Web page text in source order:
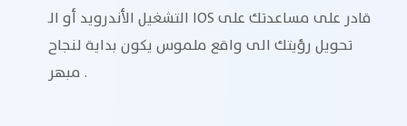
التشغيل الأندرويد أو الـ IOS قادر على مساعدتك على
تحويل رؤيتك الى واقع ملموس يكون بداية لنجاح
مبهر .